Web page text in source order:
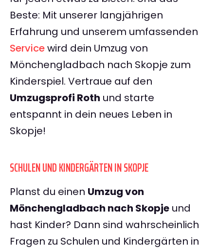
Beste: Mit unserer langjährigen
Erfahrung und unserem umfassenden
Servicewird dein Umzug von
Mönchengladbach nach Skopje zum
Kinderspiel. Vertraue auf den
Umzugsprofi Roth und starte
entspannt in dein neues Leben in
Skopje!
SCHULEN UND KINDERGÄRTEN IN SKOPJE
Planst du einen Umzug von
Mönchengladbach nach Skopje und
hast Kinder? Dann sind wahrscheinlich
Fragen zu Schulen und Kindergärten in